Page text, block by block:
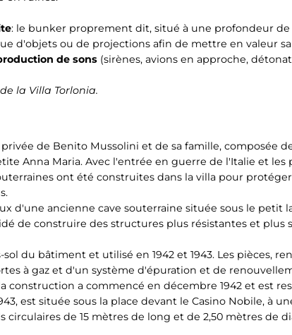
: le bunker proprement dit, situé à une profondeur de
d'objets ou de projections afin de mettre en valeur
de sons (sirènes, avions en approche,
la Villa Torlonia.
privée de Benito Mussolini et de sa famille, composée
Anna Maria. Avec l'entrée en guerre de l'Italie et les
ont été construites dans la villa pour
d'une ancienne cave souterraine située sous le petit
de construire des structures plus résistantes et plus
du bâtiment et utilisé en 1942 et 1943. Les pièces,
à gaz et d'un système d'épuration et de
a commencé en décembre 1942 et est
est située sous la place devant le Casino Nobile, à
de 15 mètres de long et de 2,50 mètres de